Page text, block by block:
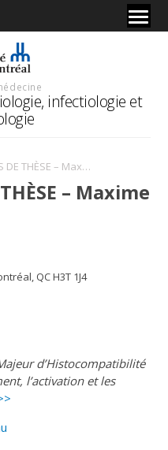
infectiologie et
SOUTENANCES DE THÈSE – Maxime Raymond
– Maxime
QC H3T 1J4
d’Histocompatibilité
l’activation et les